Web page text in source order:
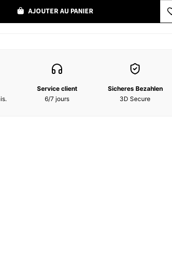
39-C), PARFUM (FRAGRANCE), AQUA
AJOUTER AU PANIER
Service client
6/7 jours
Sicheres Bezahlen
3D Secure